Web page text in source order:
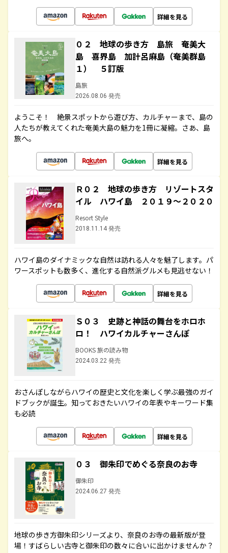
詳細を見る
０２ 地球の歩き方 島旅 奄美大
島 喜界島 加計呂麻島（奄美群島
１） ５訂版
島旅
2026.08.06 発売
ようこそ！ 絶景スポットから遊び方、カルチャーまで、島の
人たちが教えてくれた奄美大島の魅力を1冊に凝縮。さあ、島
旅へ。
詳細を見る
Ｒ０２ 地球の歩き方 リゾートスタ
イル ハワイ島 ２０１９～２０２０
Resort Style
2018.11.14 発売
ハワイ島のダイナミックな自然は訪れる人々を魅了します。パ
ワースポットも数多く、進化する自然派グルメも見逃せない！
詳細を見る
Ｓ０３ 史跡と神話の舞台をホロホ
ロ！ ハワイカルチャーさんぽ
BOOKS 旅の読み物
2024.03.22 発売
おさんぽしながらハワイの歴史と文化を楽しく学ぶ最強のガイ
ドブックが誕生。知っておきたいハワイの年表やキーワード集
も必読
詳細を見る
０３ 御朱印でめぐる奈良のお寺
御朱印
2024.06.27 発売
地球の歩き方御朱印シリーズより、奈良のお寺の最新版が登
場！すばらしい古寺と御朱印の数々に合いに出かけませんか？